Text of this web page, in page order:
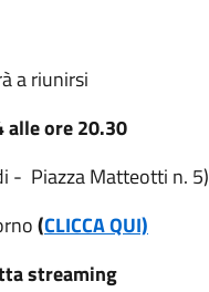
a riunirsi
alle ore 20.30
- Piazza Matteotti n. 5)
(CLICCA QUI)
streaming